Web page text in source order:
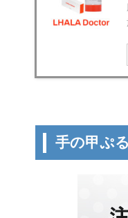
手の甲ぷ